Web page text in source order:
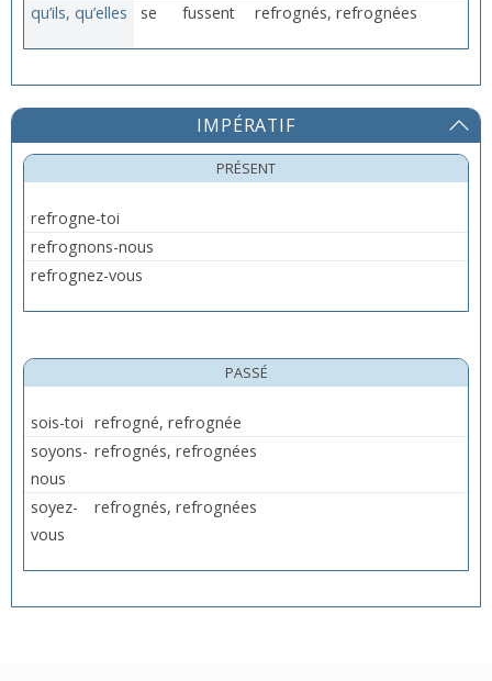
qu’ils, qu’elles
se fussent refrognés, refrognées
IMPÉRATIF
PRÉSENT
refrogne-toi
refrognons-nous
refrognez-vous
PASSÉ
sois-toi refrogné, refrognée
soyons-
nous
refrognés, refrognées
soyez-
vous
refrognés, refrognées